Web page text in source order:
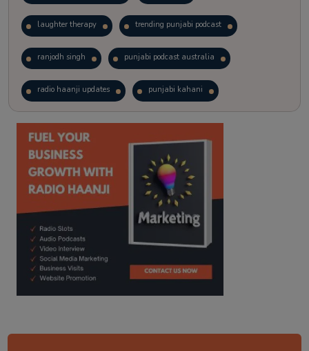
laughter therapy trending punjabi podcast
ranjodh singh punjabi podcast australia
radio haanji updates punjabi kahani
kitaab kahani punjabi story